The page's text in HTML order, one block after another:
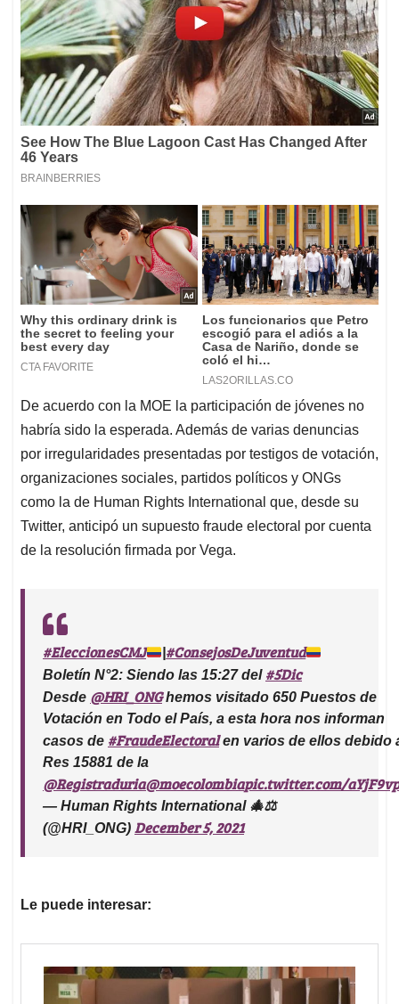
De acuerdo con la MOE la participación de jóvenes no
habría sido la esperada. Además de varias denuncias
por irregularidades presentadas por testigos de votación,
organizaciones sociales, partidos políticos y ONGs
como la de Human Rights International que, desde su
Twitter, anticipó un supuesto fraude electoral por cuenta
de la resolución firmada por Vega.
#EleccionesCMJ #ConsejosDeJuventud
Boletín N°2: Siendo las 15:27 del #5Dic
Desde @HRI_ONGhemos visitado 650 Puestos de
Votación en Todo el País, a esta hora nos informan
casos de #FraudeElectoralen varios de ellos debido
Res 15881 de la
@Registraduria@moecolombiapic.twitter.com/
— Human Rights International 🎄⚖
(@HRI_ONG) December 5, 2021
Le puede interesar: